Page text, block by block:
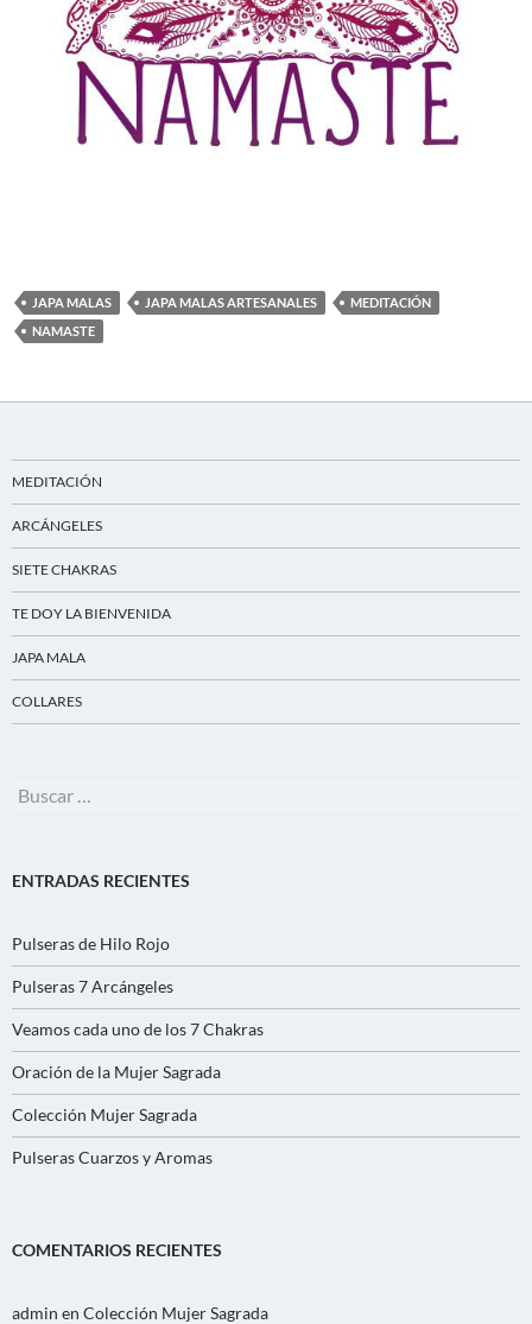
JAPA MALAS JAPA MALAS ARTESANALES
MEDITACIÓN
NAMASTE
MEDITACIÓN
ARCÁNGELES
SIETE CHAKRAS
TE DOY LA BIENVENIDA
JAPA MALA
COLLARES
Buscar:
ENTRADAS RECIENTES
Pulseras de Hilo Rojo
Pulseras 7 Arcángeles
Veamos cada uno de los 7 Chakras
Oración de la Mujer Sagrada
Colección Mujer Sagrada
Pulseras Cuarzos y Aromas
COMENTARIOS RECIENTES
admin en Colección Mujer Sagrada